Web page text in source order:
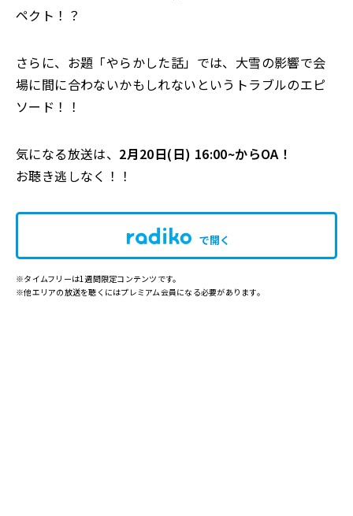
ペクト！？
さらに、お題「やらかした話」では、大雪の影響で会
場に間に合わないかもしれないというトラブルのエピ
ソード！！
気になる放送は、 2月20日(日) 16:00~からOA！
お聴き逃しなく！！
で開く
※タイムフリーは1週間限定コンテンツです。
※他エリアの放送を聴くにはプレミアム会員になる必要があります。